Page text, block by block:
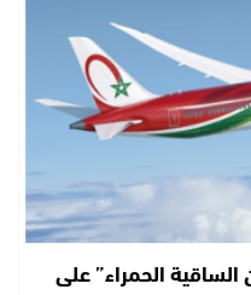
الحمراء” على